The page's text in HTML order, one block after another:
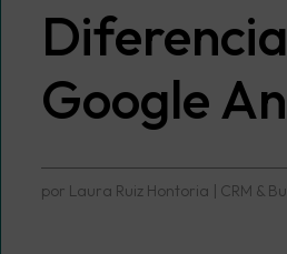
Google
por Laura Ruiz Hontoria | CRM &